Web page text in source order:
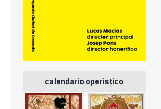
calendario operístico